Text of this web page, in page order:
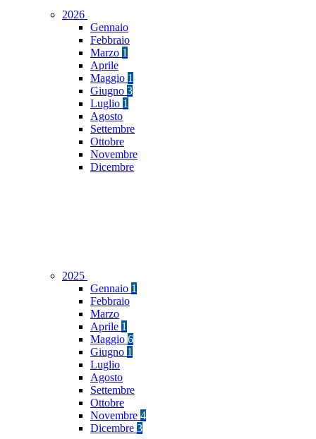
2026
Gennaio
Febbraio
Marzo 1
Aprile
Maggio 1
Giugno 3
Luglio 1
Agosto
Settembre
Ottobre
Novembre
Dicembre
2025
Gennaio 1
Febbraio
Marzo
Aprile 1
Maggio 6
Giugno 1
Luglio
Agosto
Settembre
Ottobre
Novembre 4
Dicembre 3